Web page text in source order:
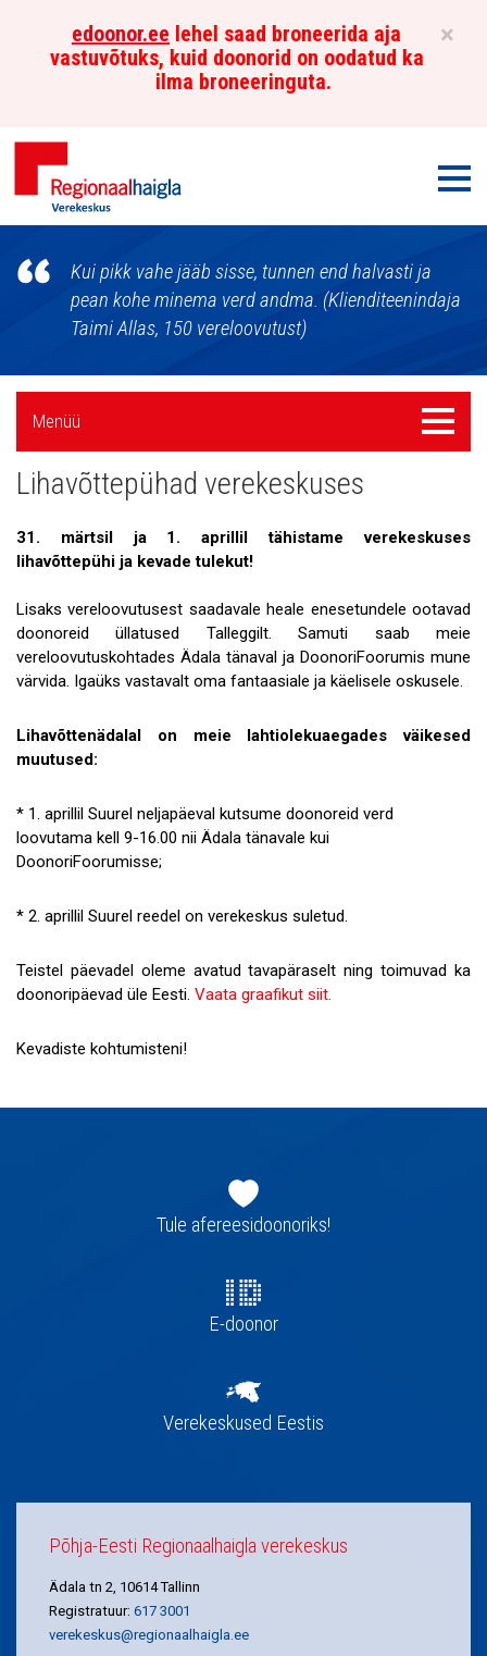
×
edoonor.ee lehel saad broneerida aja
vastuvõtuks, kuid doonorid on oodatud ka
ilma broneeringuta.
Põhja-
Eesti
Regionaalhaigla
Verekeskus
Kui pikk vahe jääb sisse, tunnen end halvasti ja
pean kohe minema verd andma. (Klienditeenindaja
Taimi Allas, 150 vereloovutust)
Külgpaani
navigatsioon
Menüü
Menüü
Uudised
Galerii
Koostöö
Tule tööle!
Tule ekskursioonile!
Lihavõttepühad verekeskuses
31. märtsil ja 1. aprillil tähistame verekeskuses
lihavõttepühi ja kevade tulekut!
Lisaks vereloovutusest saadavale heale enesetundele ootavad
doonoreid üllatused Talleggilt. Samuti saab meie
vereloovutuskohtades Ädala tänaval ja DoonoriFoorumis mune
värvida. Igaüks vastavalt oma fantaasiale ja käelisele oskusele.
Lihavõttenädalal on meie lahtiolekuaegades väikesed
muutused:
* 1. aprillil Suurel neljapäeval kutsume doonoreid verd
loovutama kell 9-16.00 nii Ädala tänavale kui
DoonoriFoorumisse;
* 2. aprillil Suurel reedel on verekeskus suletud.
Teistel päevadel oleme avatud tavapäraselt ning toimuvad ka
doonoripäevad üle Eesti. Vaata graafikut siit.
Kevadiste kohtumisteni!
navigatsioonTule afereesidoonoriks!
E-doonor
Verekeskused Eestis
Põhja-Eesti Regionaalhaigla verekeskus
Ädala tn 2, 10614 Tallinn
Registratuur: 617 3001
verekeskus@regionaalhaigla.ee